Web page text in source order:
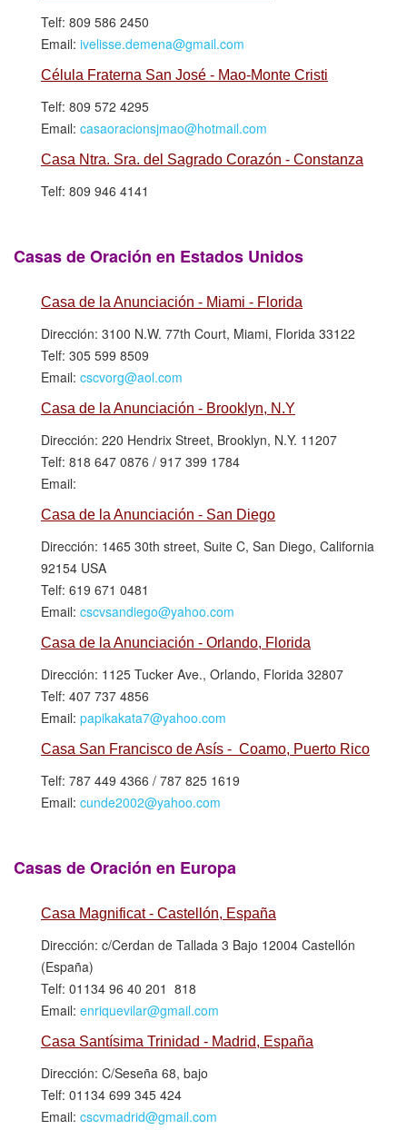
Telf: 809 586 2450
Email: ivelisse.demena@gmail.com
Célula Fraterna San José - Mao-Monte Cristi
Telf: 809 572 4295
Email: casaoracionsjmao@hotmail.com
Casa Ntra. Sra. del Sagrado Corazón - Constanza
Telf: 809 946 4141
Casas de Oración en Estados Unidos
Casa de la Anunciación - Miami - Florida
Dirección: 3100 N.W. 77th Court, Miami, Florida 33122
Telf: 305 599 8509
Email: cscvorg@aol.com
Casa de la Anunciación - Brooklyn, N.Y
Dirección: 220 Hendrix Street, Brooklyn, N.Y. 11207
Telf: 818 647 0876 / 917 399 1784
Email:
Casa de la Anunciación - San Diego
Dirección: 1465 30th street, Suite C, San Diego, California
92154 USA
Telf: 619 671 0481
Email: cscvsandiego@yahoo.com
Casa de la Anunciación - Orlando, Florida
Dirección: 1125 Tucker Ave., Orlando, Florida 32807
Telf: 407 737 4856
Email: papikakata7@yahoo.com
Casa San Francisco de Asís - Coamo, Puerto Rico
Telf: 787 449 4366 / 787 825 1619
Email: cunde2002@yahoo.com
Casas de Oración en Europa
Casa Magnificat - Castellón, España
Dirección: c/Cerdan de Tallada 3 Bajo 12004 Castellón
(España)
Telf: 01134 96 40 201 818
Email: enriquevilar@gmail.com
Casa Santísima Trinidad - Madrid, España
Dirección: C/Seseña 68, bajo
Telf: 01134 699 345 424
Email: cscvmadrid@gmail.com